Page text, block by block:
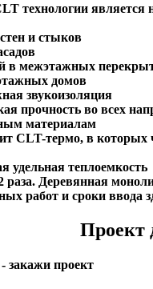
технологии
и стыков
в межэтажных
домов
звукоизоляция
прочность во всех
материалам
CLT-термо, в которых
удельная теплоемкость
раза. Деревянная
работ и сроки ввода
Проект
закажи проект